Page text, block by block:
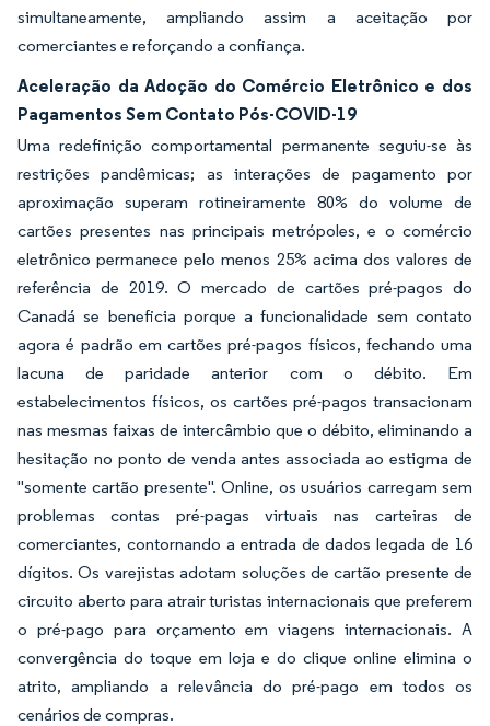
simultaneamente, ampliando assim a aceitação por
comerciantes e reforçando a confiança.
Aceleração da Adoção do Comércio Eletrônico e dos
Pagamentos Sem Contato Pós-COVID-19
Uma redefinição comportamental permanente seguiu-se às
restrições pandêmicas; as interações de pagamento por
aproximação superam rotineiramente 80% do volume de
cartões presentes nas principais metrópoles, e o comércio
eletrônico permanece pelo menos 25% acima dos valores de
referência de 2019. O mercado de cartões pré-pagos do
Canadá se beneficia porque a funcionalidade sem contato
agora é padrão em cartões pré-pagos físicos, fechando uma
lacuna de paridade anterior com o débito. Em
estabelecimentos físicos, os cartões pré-pagos transacionam
nas mesmas faixas de intercâmbio que o débito, eliminando a
hesitação no ponto de venda antes associada ao estigma de
"somente cartão presente". Online, os usuários carregam sem
problemas contas pré-pagas virtuais nas carteiras de
comerciantes, contornando a entrada de dados legada de 16
dígitos. Os varejistas adotam soluções de cartão presente de
circuito aberto para atrair turistas internacionais que preferem
o pré-pago para orçamento em viagens internacionais. A
convergência do toque em loja e do clique online elimina o
atrito, ampliando a relevância do pré-pago em todos os
cenários de compras.